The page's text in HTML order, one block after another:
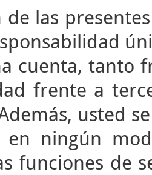
de las
cuenta, tanto
frente a
usted
en ningún
funciones de